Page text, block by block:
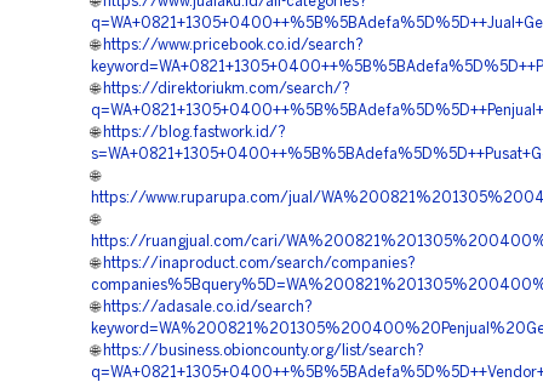
🌐 https://www.pricebook.co.id/search?
🌐 https://direktoriukm.com/search/?
🌐 https://blog.fastwork.id/?
🌐
https://www.ruparupa.com/jual/
🌐
https://ruangjual.com/cari/
🌐 https://inaproduct.com/search/companies?
🌐 https://adasale.co.id/search?
🌐 https://business.obioncounty.org/list/search?